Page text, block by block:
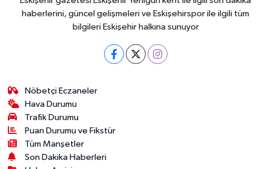
haberlerini, güncel gelişmeleri ve Eskişehirspor ile ilgili tüm
bilgileri Eskişehir halkına sunuyor
Nöbetçi Eczaneler
Hava Durumu
Trafik Durumu
Puan Durumu ve Fikstür
Tüm Manşetler
Son Dakika Haberleri